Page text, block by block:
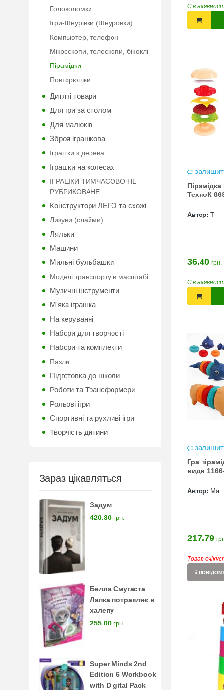
Головоломки
Ігри-Шнурівки (Шнуровки)
Компьютер, телефон
Мікроскопи, телескопи, біноклі
Пірамідки
Повторюшки
Дитячі товари
Для гри за столом
Для малюків
Зброя іграшкова
Іграшки з дерева
Іграшки на колесах
ІГРАШКИ ТИМЧАСОВО НЕ
РУБРИКОВАНЕ
Конструктори ЛЕГО та схожі
Лизуни (слайми)
Ляльки
Машини
Мильні бульбашки
Моделі транспорту в масштабі
Музичні інструменти
М'яка іграшка
На керуванні
Набори для творчості
Набори та комплекти
Пазли
Підготовка до школи
Роботи та Трансформери
Рольові ігри
Спортивні та рухливі ігри
Творчість дитини
Зараз цікавляться
Задум
420.30 грн.
Белла Смугаста
Лапка потрапляє в
халепу
255.00 грн.
Super Minds 2nd
Edition 6 Workbook
with Digital Pack
Є в
ТехноК
Автор: Т
36.40 грн.
Є в
Гра
види
Автор: Ма
217.79
Товар